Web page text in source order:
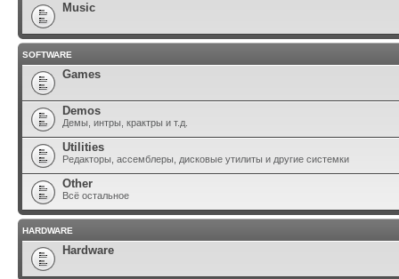
Music
SOFTWARE
Games
Demos
Демы, интры, крактры и т.д.
Utilities
Редакторы, ассемблеры, дисковые утилиты и другие системки
Other
Всё остальное
HARDWARE
Hardware